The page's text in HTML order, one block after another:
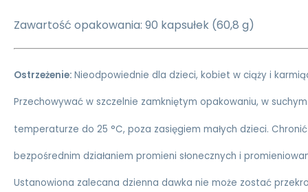
Zawartość opakowania: 90 kapsułek (60,8 g)
Ostrzeżenie: Nieodpowiednie dla dzieci, kobiet w ciąży i
Przechowywać w szczelnie zamkniętym opakowaniu, w
temperaturze do 25 °C, poza zasięgiem małych dzieci.
bezpośrednim działaniem promieni słonecznych i
Ustanowiona zalecana dzienna dawka nie może zostać